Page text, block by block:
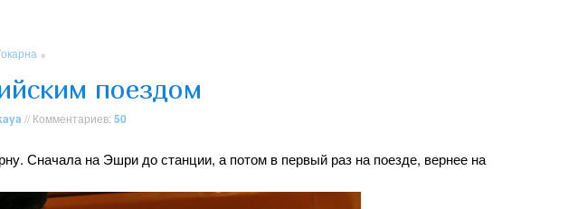
»
поездом
// Комментариев: 50
Сначала на Эшри до станции, а потом в первый раз на поезде, вернее на